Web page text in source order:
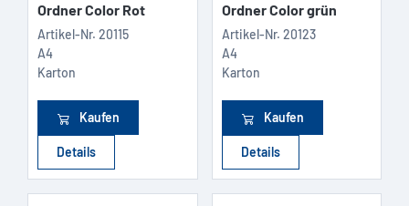
Ordner Color Rot
Artikel-Nr. 20115
A4
Karton
Kaufen
Details
Ordner Color grün
Artikel-Nr. 20123
A4
Karton
Kaufen
Details